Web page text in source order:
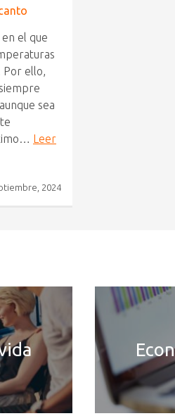
el que
Por ello,
sea
Leer
2024